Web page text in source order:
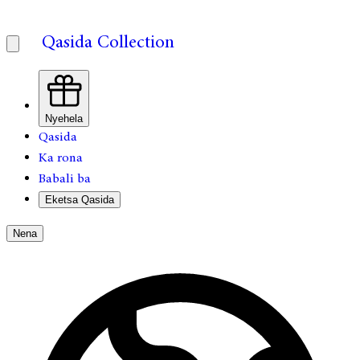
Qasida Collection
Nyehela
Qasida
Ka rona
Babali ba
Eketsa Qasida
Nena